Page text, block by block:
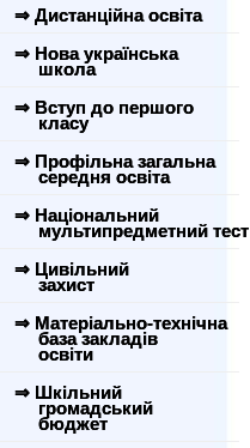
⇒ Дистанційна освіта
⇒ Нова українська
школа
⇒ Вступ до першого
класу
⇒ Профільна загальна
середня освіта
⇒ Національний
мультипредметний тест
⇒ Цивільний
захист
⇒ Матеріально-технічна
база закладів
освіти
⇒ Шкільний
громадський
бюджет